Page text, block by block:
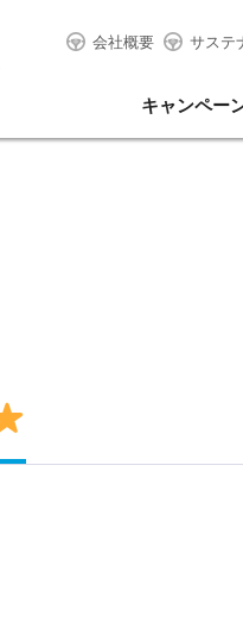
会社概要 サステ
キャンペー